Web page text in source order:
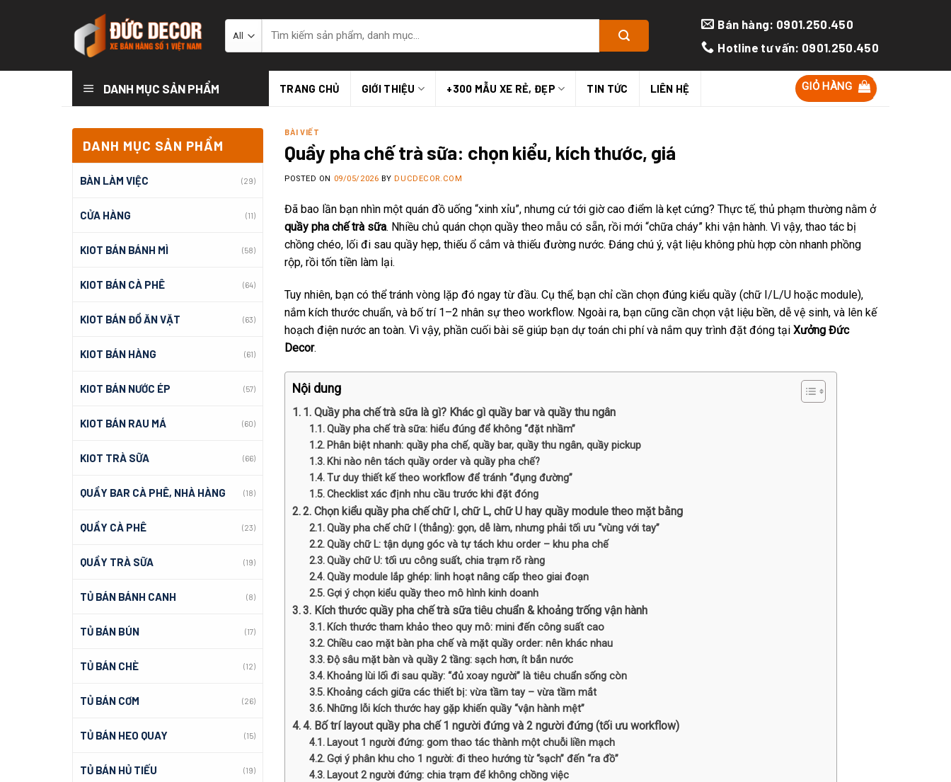
kiếm:
Bán hàng: 0901.250.450
Hotline tư vấn: 0901.250.450
DANH MỤC SẢN PHẨM TRANG CHỦ GIỚI THIỆU +300 MẪU XE RẺ, ĐẸP TIN TỨC LIÊN HỆ GIỎ HÀNG
DANH MỤC SẢN PHẨM
BÀN LÀM VIỆC (29)
CỬA HÀNG (11)
KIOT BÁN BÁNH MÌ (58)
KIOT BÁN CÀ PHÊ (64)
KIOT BÁN ĐỒ ĂN VẶT (63)
KIOT BÁN HÀNG (61)
KIOT BÁN NƯỚC ÉP (57)
KIOT BÁN RAU MÁ (60)
KIOT TRÀ SỮA (66)
QUẦY BAR CÀ PHÊ, NHÀ HÀNG (18)
QUẦY CÀ PHÊ (23)
QUẦY TRÀ SỮA (19)
TỦ BÁN BÁNH CANH (8)
TỦ BÁN BÚN (17)
TỦ BÁN CHÈ (12)
TỦ BÁN CƠM (26)
TỦ BÁN HEO QUAY (15)
TỦ BÁN HỦ TIẾU (19)
BÀI VIẾT
Quầy pha chế trà sữa: chọn kiểu, kích thước, giá
POSTED ON 09/05/2026 BY DUCDECOR.COM
Đã bao lần bạn nhìn một quán đồ uống “xinh xỉu”, nhưng cứ tới giờ cao điểm là kẹt cứng? Thực tế, thủ phạm thường nằm ở
quầy pha chế trà sữa. Nhiều chủ quán chọn quầy theo mẫu có sẵn, rồi mới “chữa cháy” khi vận hành. Vì vậy, thao tác bị
chồng chéo, lối đi sau quầy hẹp, thiếu ổ cắm và thiếu đường nước. Đáng chú ý, vật liệu không phù hợp còn nhanh phồng
rộp, rồi tốn tiền làm lại.
Tuy nhiên, bạn có thể tránh vòng lặp đó ngay từ đầu. Cụ thể, bạn chỉ cần chọn đúng kiểu quầy (chữ I/L/U hoặc module),
nắm kích thước chuẩn, và bố trí 1–2 nhân sự theo workflow. Ngoài ra, bạn cũng cần chọn vật liệu bền, dễ vệ sinh, và lên kế
hoạch điện nước an toàn. Vì vậy, phần cuối bài sẽ giúp bạn dự toán chi phí và nắm quy trình đặt đóng tại Xưởng Đức
Decor.
Nội dung
1. Quầy pha chế trà sữa là gì? Khác gì quầy bar và quầy thu ngân
Quầy pha chế trà sữa: hiểu đúng để không “đặt nhầm”
Phân biệt nhanh: quầy pha chế, quầy bar, quầy thu ngân, quầy pickup
Khi nào nên tách quầy order và quầy pha chế?
Tư duy thiết kế theo workflow để tránh “đụng đường”
Checklist xác định nhu cầu trước khi đặt đóng
2. Chọn kiểu quầy pha chế chữ I, chữ L, chữ U hay quầy module theo mặt bằng
Quầy pha chế chữ I (thẳng): gọn, dễ làm, nhưng phải tối ưu “vùng với tay”
Quầy chữ L: tận dụng góc và tự tách khu order – khu pha chế
Quầy chữ U: tối ưu công suất, chia trạm rõ ràng
Quầy module lắp ghép: linh hoạt nâng cấp theo giai đoạn
Gợi ý chọn kiểu quầy theo mô hình kinh doanh
3. Kích thước quầy pha chế trà sữa tiêu chuẩn & khoảng trống vận hành
Kích thước tham khảo theo quy mô: mini đến công suất cao
Chiều cao mặt bàn pha chế và mặt quầy order: nên khác nhau
Độ sâu mặt bàn và quầy 2 tầng: sạch hơn, ít bắn nước
Khoảng lùi lối đi sau quầy: “đủ xoay người” là tiêu chuẩn sống còn
Khoảng cách giữa các thiết bị: vừa tầm tay – vừa tầm mắt
Những lỗi kích thước hay gặp khiến quầy “vận hành mệt”
4. Bố trí layout quầy pha chế 1 người đứng và 2 người đứng (tối ưu workflow)
Layout 1 người đứng: gom thao tác thành một chuỗi liền mạch
Gợi ý phân khu cho 1 người: đi theo hướng từ “sạch” đến “ra đồ”
Layout 2 người đứng: chia trạm để không chồng việc